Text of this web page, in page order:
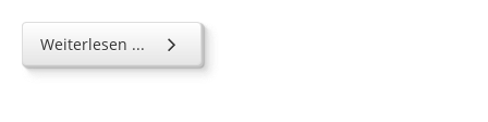
Weiterlesen ...